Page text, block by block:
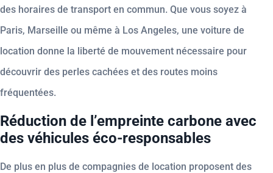
des horaires de transport en commun. Que vous soyez à
Paris, Marseille ou même à Los Angeles, une voiture de
location donne la liberté de mouvement nécessaire pour
découvrir des perles cachées et des routes moins
fréquentées.
Réduction de l’empreinte carbone avec
des véhicules éco-responsables
De plus en plus de compagnies de location proposent des